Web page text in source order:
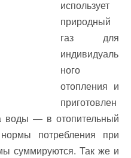
использует
природный
газ для
индивидуаль
ного
отопления и
приготовлен
воды — в отопительный
потребления при
суммируются. Так же и